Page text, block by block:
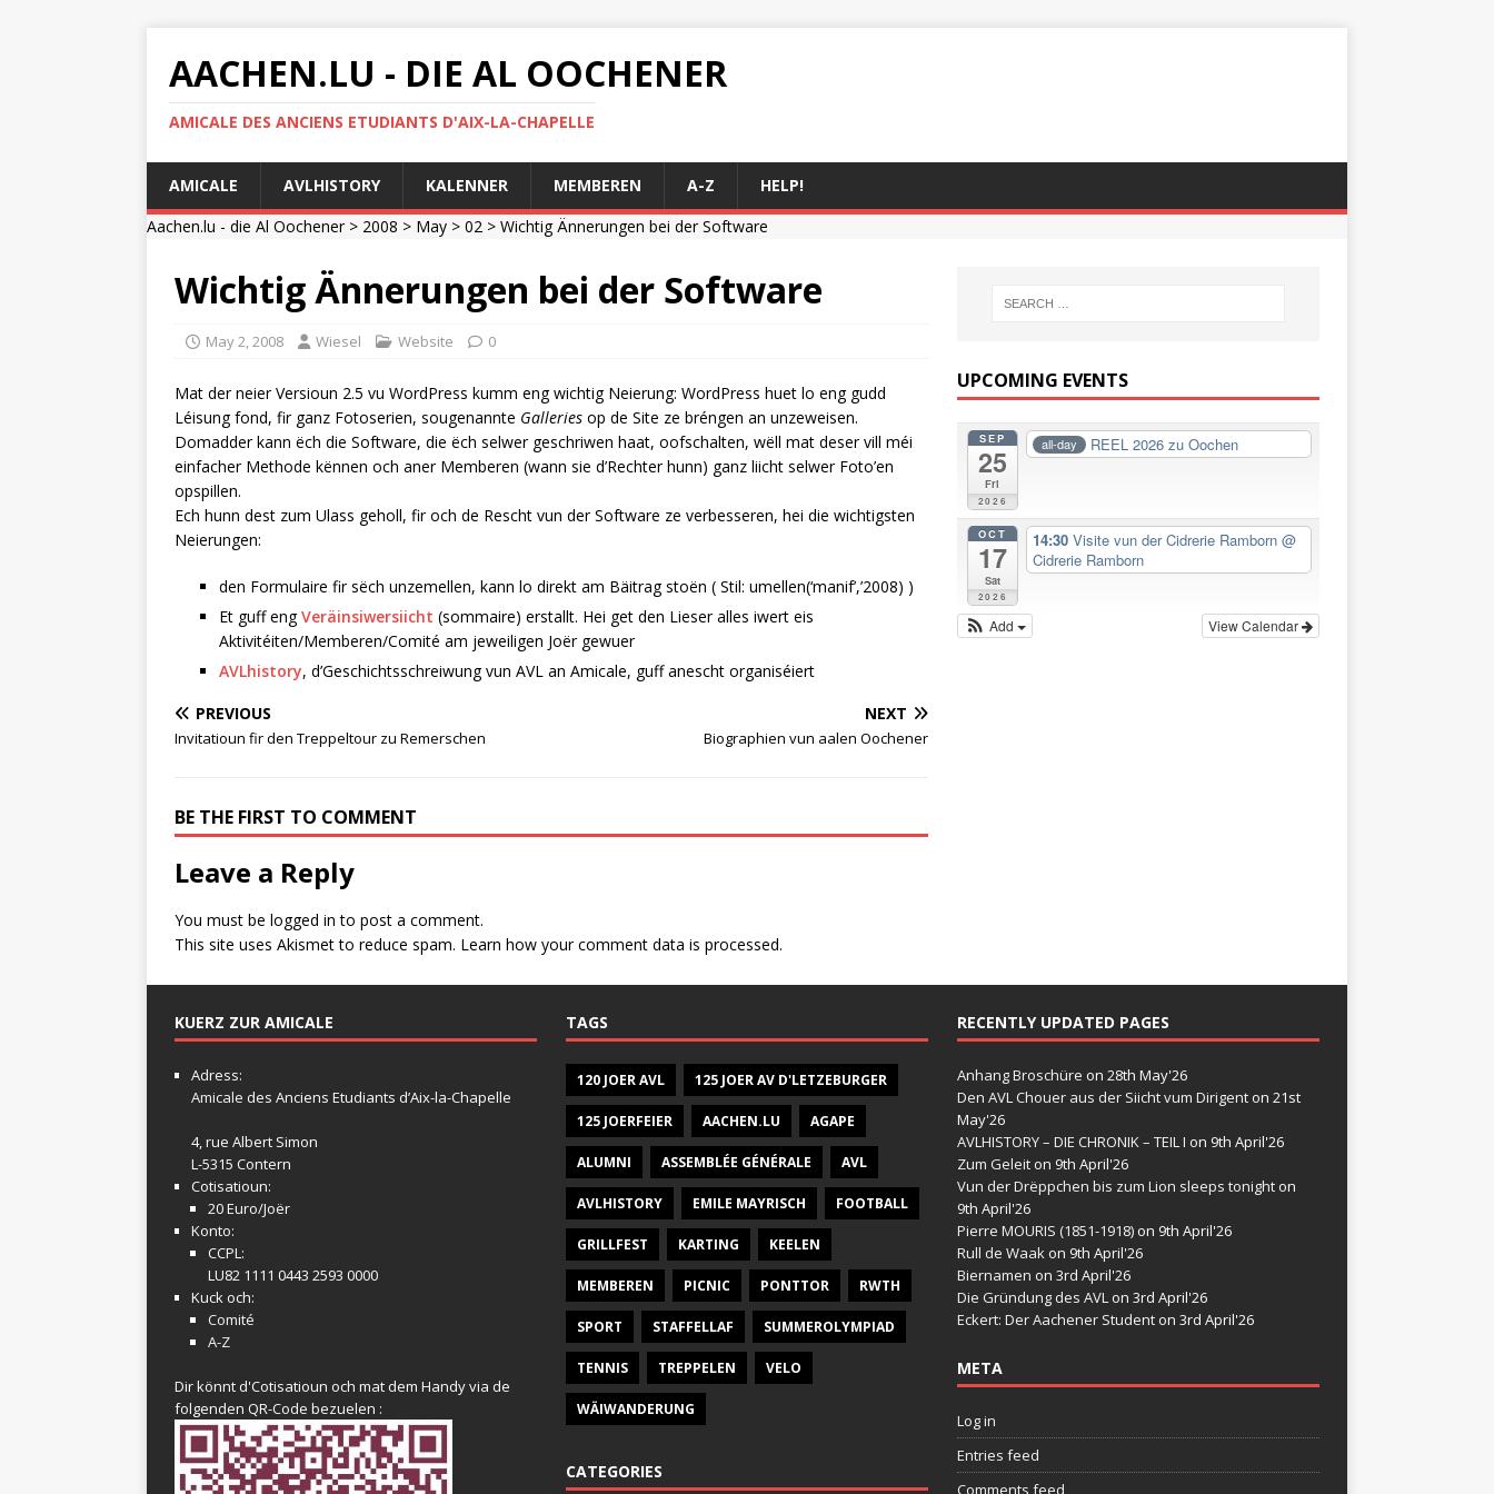
AACHEN.LU - DIE AL OOCHENER
AMICALE DES ANCIENS ETUDIANTS D'AIX-LA-CHAPELLE
AMICALE AVLHISTORY KALENNER MEMBEREN A-Z
HELP!
Aachen.lu - die Al Oochener> 2008 > May > 02 > Wichtig Ännerungen bei der Software
Wichtig Ännerungen bei der Software
May 2, 2008 Wiesel Website 0
Mat der neier Versioun 2.5 vu WordPress kumm eng wichtig Neierung: WordPress huet lo eng gudd
Léisung fond, fir ganz Fotoserien, sougenannte Galleries op de Site ze bréngen an unzeweisen.
Domadder kann ëch die Software, die ëch selwer geschriwen haat, oofschalten, wëll mat deser vill méi
einfacher Methode kënnen och aner Memberen (wann sie d’Rechter hunn) ganz liicht selwer Foto’en
opspillen.
Ech hunn dest zum Ulass geholl, fir och de Rescht vun der Software ze verbesseren, hei die wichtigsten
Neierungen:
den Formulaire fir sëch unzemellen, kann lo direkt am Bäitrag stoën ( Stil: umellen(‘manif’,’2008) )
Et guff engVeräinsiwersiicht (sommaire) erstallt. Hei get den Lieser alles iwert eis
Aktivitéiten/Memberen/Comité am jeweiligen Joër gewuer
AVLhistory, d’Geschichtsschreiwung vun AVL an Amicale, guff anescht organiséiert
PREVIOUS
Invitatioun fir den Treppeltour zu Remerschen
NEXT
Biographien vun aalen Oochener
BE THE FIRST TO COMMENT
Leave a Reply
You must be logged in to post a comment.
This site uses Akismet to reduce spam. Learn how your comment data is processed.
UPCOMING EVENTS
SEP
25
Fri
2026
all-day REEL 2026 zu Oochen
OCT
17
Sat
2026
14:30Visite vun der Cidrerie Ramborn@
Cidrerie Ramborn
View Calendar
Add
KUERZ ZUR AMICALE
Adress:
Amicale des Anciens Etudiants d’Aix-la-Chapelle
4, rue Albert Simon
L-5315 Contern
Cotisatioun:
20 Euro/Joër
Konto:
CCPL:
LU82 1111 0443 2593 0000
Kuck och:
Comité
A-Z
Dir könnt d'Cotisatioun och mat dem Handy via de
folgenden QR-Code bezuelen :
TAGS
120 JOER AVL 125 JOER AV D'LETZEBURGER
125 JOERFEIER AACHEN.LU AGAPE
ALUMNI ASSEMBLÉE GÉNÉRALE AVL
AVLHISTORY EMILE MAYRISCH FOOTBALL
GRILLFEST KARTING KEELEN
MEMBEREN PICNIC PONTTOR RWTH
SPORT STAFFELLAF SUMMEROLYMPIAD
TENNIS TREPPELEN VELO
WÄIWANDERUNG
CATEGORIES
RECENTLY UPDATED PAGES
Anhang Broschüre on 28th May'26
Den AVL Chouer aus der Siicht vum Dirigenton 21st
May'26
AVLHISTORY – DIE CHRONIK – TEIL I on 9th April'26
Zum Geleiton 9th April'26
Vun der Drëppchen bis zum Lion sleeps tonighton
9th April'26
Pierre MOURIS (1851-1918)on 9th April'26
Rull de Waakon 9th April'26
Biernamen on 3rd April'26
Die Gründung des AVLon 3rd April'26
Eckert: Der Aachener Studenton 3rd April'26
META
Log in
Entries feed
Comments feed